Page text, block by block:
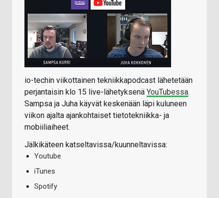
io-techin viikottainen tekniikkapodcast lähetetään
perjantaisin klo 15 live-lähetyksenä YouTubessa.
Sampsa ja Juha käyvät keskenään läpi kuluneen
viikon ajalta ajankohtaiset tietotekniikka- ja
mobiiliaiheet.
Jälkikäteen katseltavissa/kuunneltavissa:
Youtube
iTunes
Spotify